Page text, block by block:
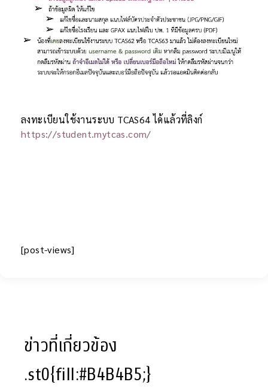
ลงทะเบียนใช้งานระบบ TCAS64 ได้แล้วที่ลิงก์
https://student.mytcas.com/
[post-views]
ข่าวที่เกี่ยวข้อง
.st0{fill:#B4B4B5;}